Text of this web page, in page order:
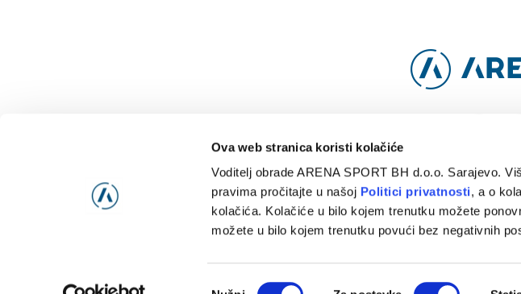
Ova web stranica koristi kolačiće
Voditelj obrade ARENA SPORT BH d.o.o. Sarajevo.
pravima pročitajte u našoj Politici privatnosti, a o
kolačića. Kolačiće u bilo kojem trenutku možete
možete u bilo kojem trenutku povući bez negativnih
NAJNOVIJE
© 2024 Arena